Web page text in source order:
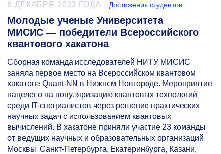
6 ДЕКАБРЯ 2023 ГОДА Достижения студентов
Молодые ученые Университета
МИСИС — победители Всероссийского
квантового хакатона
Сборная команда исследователей НИТУ МИСИС
заняла первое место на Всероссийском квантовом
хакатоне Quant-NN в Нижнем Новгороде. Мероприятие
нацелено на популяризацию квантовых технологий
среди IT-специалистов через решение практических
научных задач с использованием квантовых
вычислений. В хакатоне приняли участие 23 команды
от ведущих научных и образовательных организаций
Москвы, Санкт-Петербурга, Екатеринбурга, Казани,